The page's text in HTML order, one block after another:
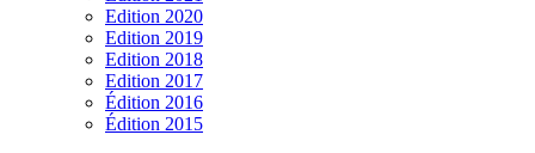
Edition 2020
Edition 2019
Edition 2018
Edition 2017
Édition 2016
Édition 2015